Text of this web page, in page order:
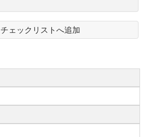
チェックリストへ追加